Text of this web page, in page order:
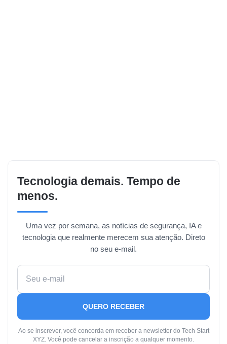
Tecnologia demais. Tempo de
menos.
Uma vez por semana, as notícias de segurança, IA e
tecnologia que realmente merecem sua atenção. Direto
no seu e-mail.
QUERO RECEBER
Ao se inscrever, você concorda em receber a newsletter do Tech Start
XYZ. Você pode cancelar a inscrição a qualquer momento.